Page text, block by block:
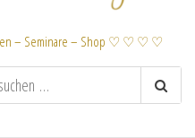
– Seminare – Shop ♡ ♡ ♡ ♡